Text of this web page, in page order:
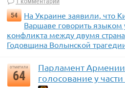
54
На Украине заявили, что
Варшаве говорить языком
конфликта между двумя
Годовщина Волынской
отметили
64
Парламент
голосование у